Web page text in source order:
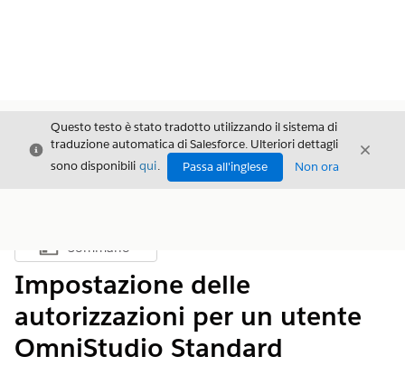
Chiudi
Questo testo è stato tradotto utilizzando il sistema di
traduzione automatica di Salesforce. Ulteriori dettagli
sono disponibili qui. Passa all'inglese Non ora
Chiudi
Mostra sommario
Sommario
Impostazione delle
autorizzazioni per un utente
OmniStudio Standard